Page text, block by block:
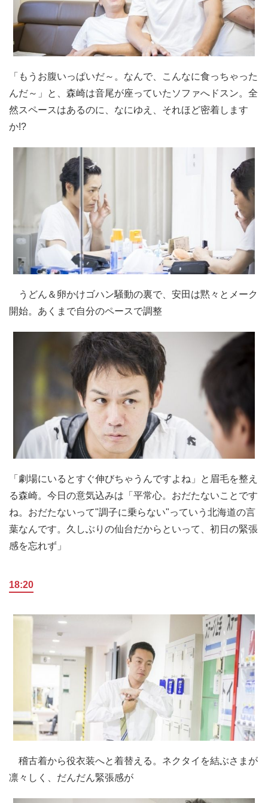
「もうお腹いっぱいだ～。なんで、こんなに食っちゃった
んだ～」と、森崎は音尾が座っていたソファへドスン。全
然スペースはあるのに、なにゆえ、それほど密着します
か!?
うどん＆卵かけゴハン騒動の裏で、安田は黙々とメーク
開始。あくまで自分のペースで調整
「劇場にいるとすぐ伸びちゃうんですよね」と眉毛を整え
る森崎。今日の意気込みは「平常心。おだたないことです
ね。おだたないって"調子に乗らない"っていう北海道の言
葉なんです。久しぶりの仙台だからといって、初日の緊張
感を忘れず」
18:20
稽古着から役衣装へと着替える。ネクタイを結ぶさまが
凛々しく、だんだん緊張感が